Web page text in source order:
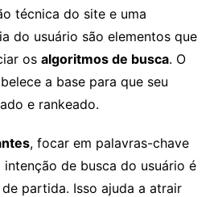
técnica do site e uma
do usuário são elementos que
os algoritmos de busca. O
a base para que seu
e rankeado.
, focar em palavras-chave
de busca do usuário é
partida. Isso ajuda a atrair